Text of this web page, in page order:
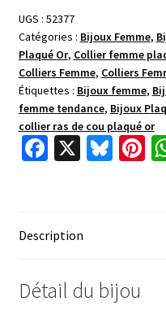
UGS : 52377
Catégories : Bijoux Femme,
Plaqué Or, Collier femme
Colliers Femme, Colliers
Étiquettes : Bijoux femme,
femme tendance, Bijoux
collier ras de cou plaqué or
Fa
o
o
k
X Bl Pi
Description
Détail du bijou